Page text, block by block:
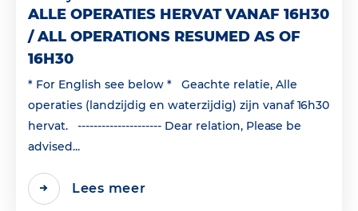
ALLE OPERATIES HERVAT VANAF 16H30
/ ALL OPERATIONS RESUMED AS OF
16H30
* For English see below * Geachte relatie, Alle
operaties (landzijdig en waterzijdig) zijn vanaf 16h30
hervat. --------------------- Dear relation, Please be
advised...
Lees meer